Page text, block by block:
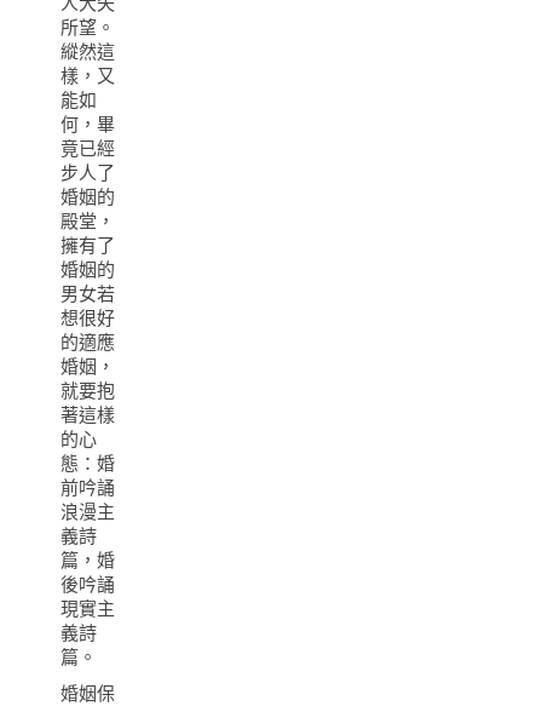
所望。
縱然這
樣，又
能如
何，畢
竟已經
步人了
婚姻的
殿堂，
擁有了
婚姻的
男女若
想很好
的適應
婚姻，
就要抱
著這樣
的心
態：婚
前吟誦
浪漫主
義詩
篇，婚
後吟誦
現實主
義詩
篇。
婚姻保